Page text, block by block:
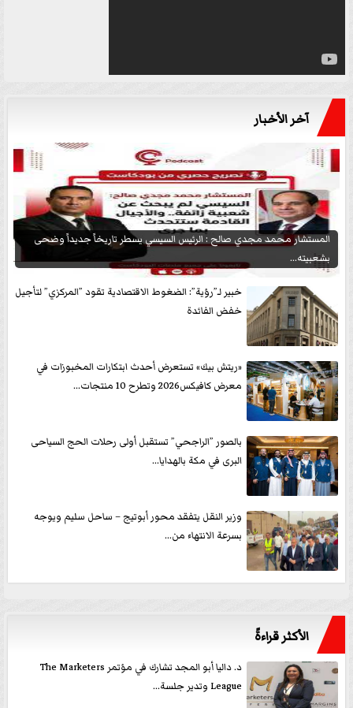
آخر الأخبار
المستشار محمد مجدي صالح : الرئيس السيسي يسطر تاريخاً جديداً وضحى
بشعبيته...
خبير لـ”رؤية”: الضغوط الاقتصادية تقود ”المركزي” لتأجيل
خفض الفائدة
«ريتش بيك» تستعرض أحدث ابتكارات المخبوزات في
معرض كافيكس2026 وتطرح 10 منتجات...
بالصور ”الراجحي” تستقبل أولى رحلات الحج السياحى
البرى في مكة بالهدايا...
وزير النقل يتفقد محور أبوتيج – ساحل سليم ويوجه
بسرعة الانتهاء من...
الأكثر قراءةً
د. داليا أبو المجد تشارك في مؤتمر The Marketers
League وتدير جلسة...